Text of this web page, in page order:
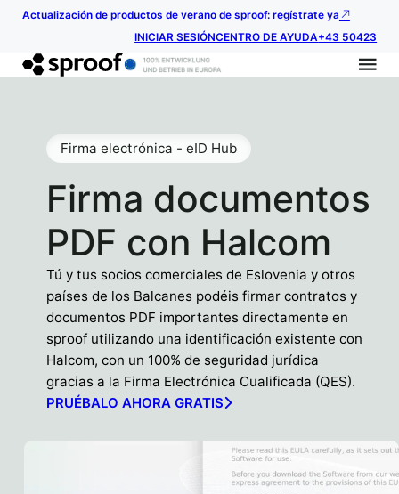
Actualización de productos de verano de sproof: regístrate ya
INICIAR SESIÓNCENTRO DE AYUDA+43 50423
Firma documentos
PDF con Halcom
Firma electrónica - eID Hub
Tú y tus socios comerciales de Eslovenia y otros
países de los Balcanes podéis firmar contratos y
documentos PDF importantes directamente en
sproof utilizando una identificación existente con
Halcom, con un 100% de seguridad jurídica
gracias a la Firma Electrónica Cualificada (QES).
PRUÉBALO AHORA GRATIS